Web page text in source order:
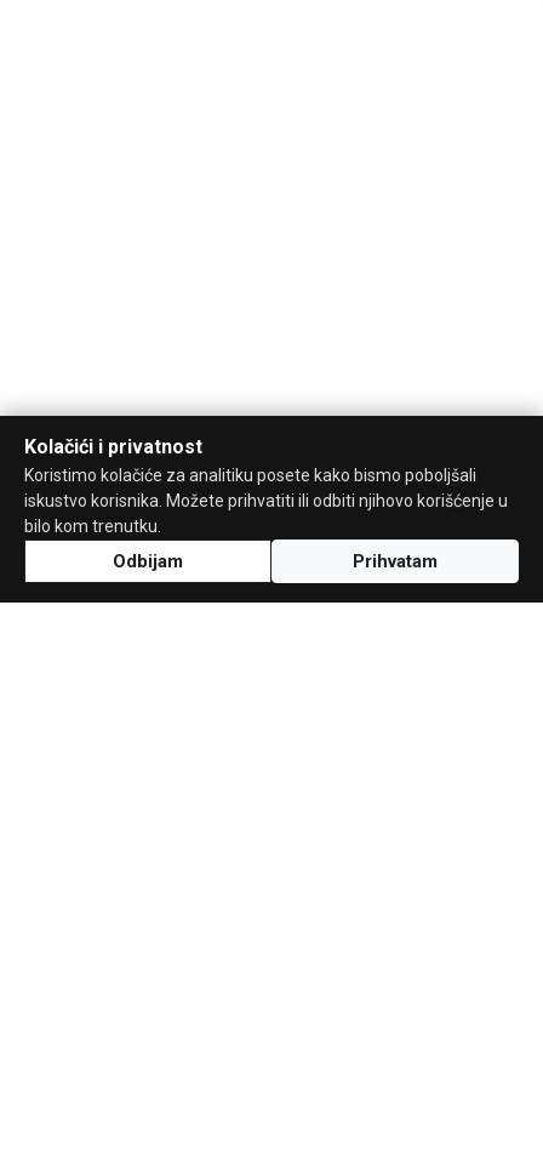
Kolačići i privatnost
Koristimo kolačiće za analitiku posete kako bismo poboljšali
iskustvo korisnika. Možete prihvatiti ili odbiti njihovo korišćenje u
bilo kom trenutku.
Odbijam Prihvatam